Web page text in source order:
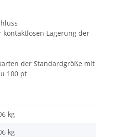
kontaktlosen Lagerung der
der Standardgröße mit
100 pt
kg
kg